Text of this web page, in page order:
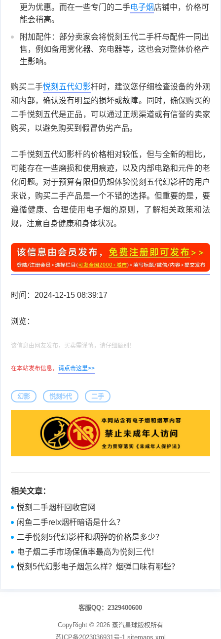
更为优惠。而在一些专门的二手电子烟店铺中，价格可
能会稍高。
附加配件：部分卖家会将悦刻五代二手杆与配件一同出
售，例如备用雾化器、充电器等，这也会对整体价格产
生影响。
购买二手悦刻五代幻影杆时，建议您仔细检查设备的外观
和内部，确认没有明显的损坏或故障。同时，确保购买的
二手悦刻五代是正品，可以通过正规渠道或有信誉的卖家
购买，以避免购买到假冒伪劣产品。
二手悦刻五代幻影杆的价格相对较低，但与全新的相比，
可能存在一些磨损和使用痕迹，以及内部电路和元件的老
化问题。对于预算有限但仍想体验悦刻五代幻影杆的用户
来说，购买二手产品是一个不错的选择。但重要的是，要
遵循健康、合理使用电子烟的原则，了解相关政策和法
规，注意自身健康和身体状况。
时间：2024-12-15 08:39:17
浏览：
该信息由网友发布，买卖需谨慎，请仔细甄别！
在本站发布信息，请点击这里>>
二手
悦刻5代
幻影
相关文章：
悦刻二手烟杆回收官网
闲鱼二手relx烟杆暗语是什么？
二手悦刻5代幻影杆和烟弹的价格是多少？
电子烟二手市场保值率最高为悦刻三代！
悦刻5代幻影电子烟怎么样？烟弹口味有哪些？
客服QQ：2329400600
CopyRight © 2026 蒸汽星球版权所有
苏ICP备2023036931号-1 sitemaps.xml